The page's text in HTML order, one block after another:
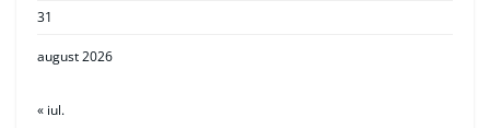
august 2026
31
« iul.